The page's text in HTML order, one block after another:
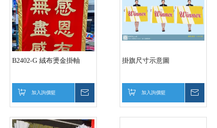
B2402-G 絨布燙金掛軸
加入詢價籃
掛旗尺寸示意圖
加入詢價籃